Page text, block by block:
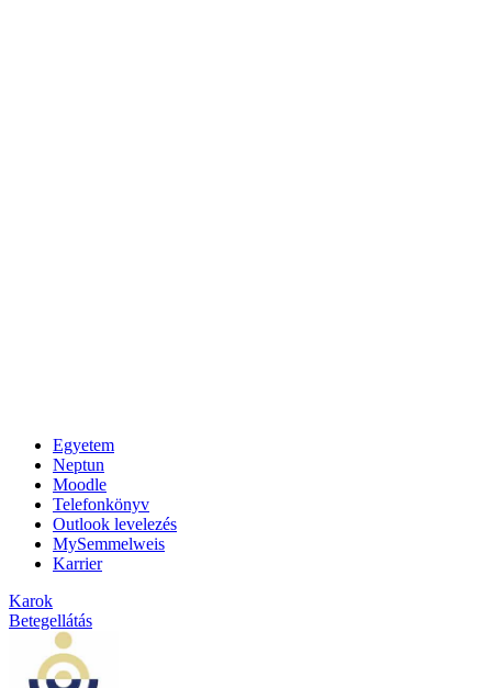
Egyetem
Neptun
Moodle
Telefonkönyv
Outlook levelezés
MySemmelweis
Karrier
Karok
Betegellátás